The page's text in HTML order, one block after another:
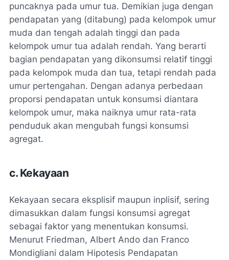
puncaknya pada umur tua. Demikian juga dengan
pendapatan yang (ditabung) pada kelompok umur
muda dan tengah adalah tinggi dan pada
kelompok umur tua adalah rendah. Yang berarti
bagian pendapatan yang dikonsumsi relatif tinggi
pada kelompok muda dan tua, tetapi rendah pada
umur pertengahan. Dengan adanya perbedaan
proporsi pendapatan untuk konsumsi diantara
kelompok umur, maka naiknya umur rata-rata
penduduk akan mengubah fungsi konsumsi
agregat.
c. Kekayaan
Kekayaan secara eksplisif maupun inplisif, sering
dimasukkan dalam fungsi konsumsi agregat
sebagai faktor yang menentukan konsumsi.
Menurut Friedman, Albert Ando dan Franco
Mondigliani dalam Hipotesis Pendapatan